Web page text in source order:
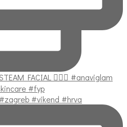
#vikend #hrva